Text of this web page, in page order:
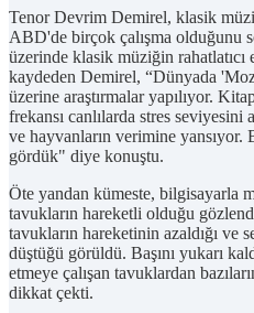
Tenor Devrim Demirel, klasik
ABD'de birçok çalışma olduğunu
üzerinde klasik müziğin rahatlatıcı
kaydeden Demirel, “Dünyada
üzerine araştırmalar yapılıyor.
frekansı canlılarda stres
ve hayvanların verimine yansıyor.
gördük" diye konuştu.
Öte yandan kümeste, bilgisayarla
tavukların hareketli olduğu
tavukların hareketinin azaldığı ve
düştüğü görüldü. Başını yukarı
etmeye çalışan tavuklardan
dikkat çekti.